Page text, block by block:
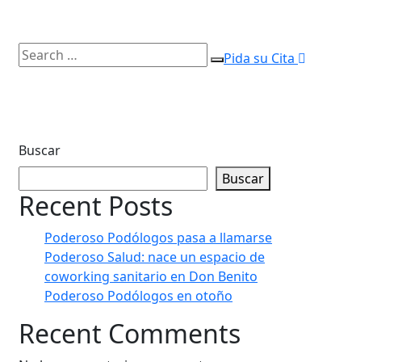
Search
for:
Search
Pida su Cita
Buscar
Buscar
Recent Posts
Poderoso Podólogos pasa a llamarse
Poderoso Salud: nace un espacio de
coworking sanitario en Don Benito
Poderoso Podólogos en otoño
Recent Comments